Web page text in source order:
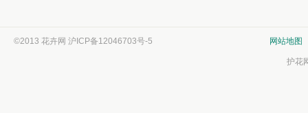
©2013 花卉网 沪ICP备12046703号-5 网站地图
护花